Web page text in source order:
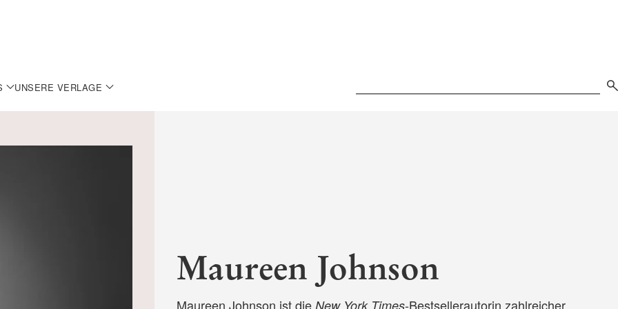
UNSERE VERLAGE
Maureen Johnson
Maureen Johnson ist die New York Times-Bestsellerautorin zahlreicher